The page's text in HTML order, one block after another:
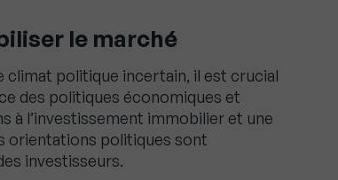
le marché
climat politique incertain, il est crucial
des politiques économiques et
à l’investissement immobilier et une
orientations politiques sont
investisseurs.